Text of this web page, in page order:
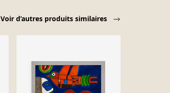
Voir d’autres produits similaires